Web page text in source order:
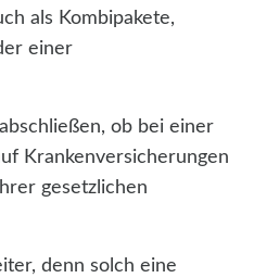
als Kombipakete,
einer
ob bei einer
Krankenversicherungen
gesetzlichen
denn solch eine